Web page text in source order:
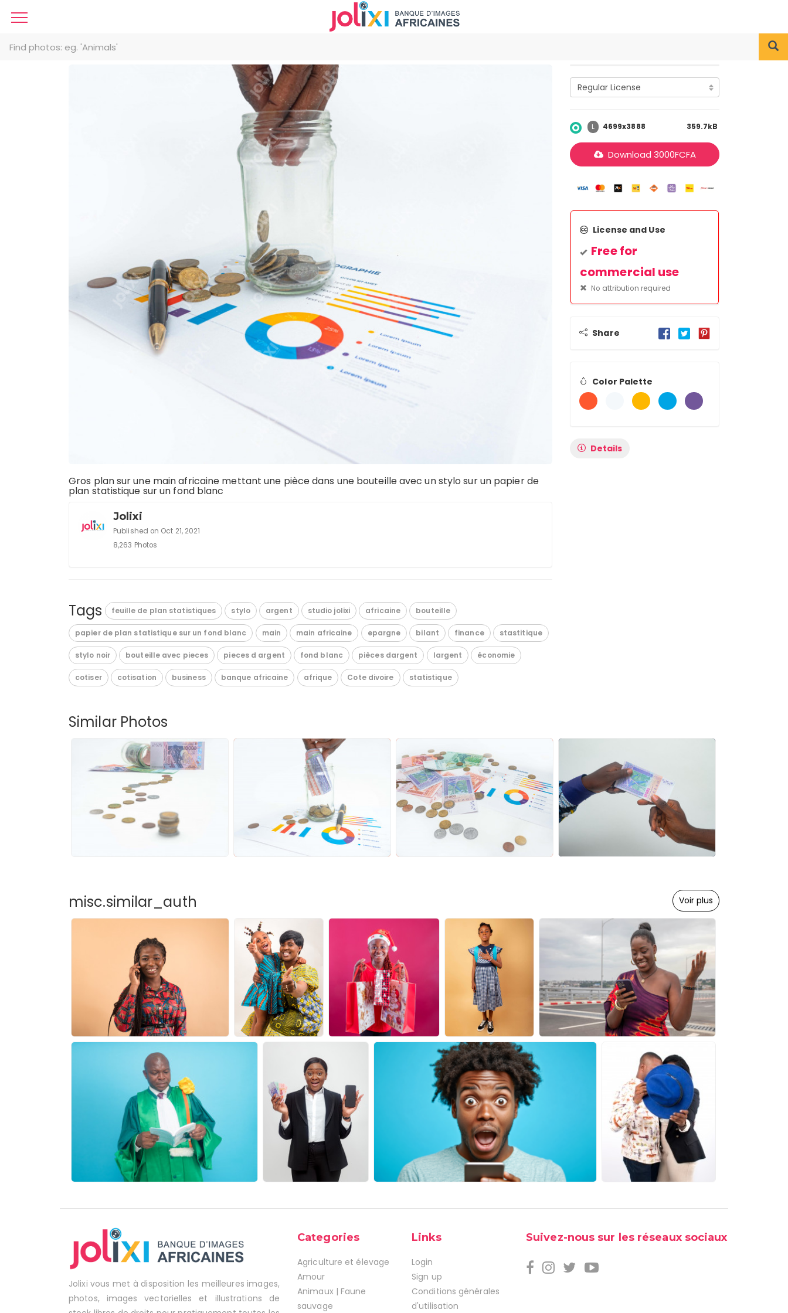
Gros plan sur une main africaine mettant une pièce dans une bouteille avec un stylo sur un papier de
plan statistique sur un fond blanc
Jolixi
Published on Oct 21, 2021
8,263 Photos
Tags feuille de plan statistiques stylo argent studio jolixi africaine bouteille
papier de plan statistique sur un fond blanc main main africaine epargne bilant finance stastitique
stylo noir bouteille avec pieces pieces d argent fond blanc pièces dargent largent économie
cotiser cotisation business banque africaine afrique Cote divoire statistique
L 4699x3888 359.7kB
Download 3000FCFA
License and Use
Free for
commercial use
No attribution required
Share
Color Palette
Details
Similar Photos
misc.similar_auth Voir plus
Jolixi vous met à disposition les meilleures images,
photos, images vectorielles et illustrations de
Categories
Agriculture et élevage
Amour
Animaux | Faune
sauvage
Links
Login
Sign up
Conditions générales
d'utilisation
Suivez-nous sur les réseaux sociaux